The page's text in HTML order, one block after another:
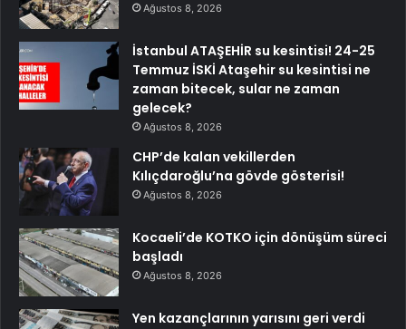
Ağustos 8, 2026
İstanbul ATAŞEHİR su kesintisi! 24-25
Temmuz İSKİ Ataşehir su kesintisi ne
zaman bitecek, sular ne zaman
gelecek?
Ağustos 8, 2026
CHP’de kalan vekillerden
Kılıçdaroğlu’na gövde gösterisi!
Ağustos 8, 2026
Kocaeli’de KOTKO için dönüşüm süreci
başladı
Ağustos 8, 2026
Yen kazançlarının yarısını geri verdi